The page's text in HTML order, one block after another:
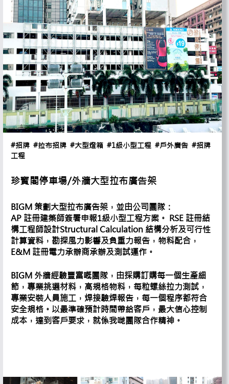
#招牌 #拉布招牌 #大型燈箱 #1級小型工程 #戶外廣告 #招牌
工程
珍寳閣停車場/外牆大型拉布廣告架
BIGM 策劃大型拉布廣告架，並由公司團隊：
AP 註冊建築師簽署申報1級小型工程方案。 RSE 註冊結
構工程師設計Structural Calculation 結構分析及可行性
計算資料，勘探風力影響及負重力報告，物料配合，
E&M 註冊電力承辦商承辦及測試運作。
BIGM 外牆經驗豐富嘅團隊，由採購訂購每一個生產細
節，專業挑選材料，高規格物料，每粒螺絲拉力測試，
專業安裝人員施工，焊接驗焊報告，每一個程序都符合
安全規格。以最準確預計時間帶給客戶，最大信心控制
成本，達到客戶要求，就係我哋團隊合作精神。